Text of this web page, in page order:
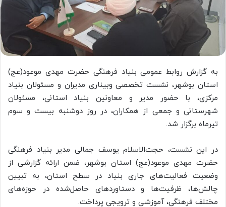
به گزارش روابط عمومی بنیاد فرهنگی حضرت مهدی موعود(عج)
استان بوشهر، نشست تخصصی وبیناری مدیران و مسئولان بنیاد
مرکزی، با حضور مدیر و معاونین بنیاد استانی، مسئولان
شهرستانی و جمعی از همکاران، در روز دوشنبه بیست و سوم
تیرماه برگزار شد.
در این نشست، حجت‌الاسلام یوسف جمالی مدیر بنیاد فرهنگی
حضرت مهدی موعود(عج) استان بوشهر، ضمن ارائه گزارشی از
وضعیت فعالیت‌های جاری بنیاد در سطح استان، به تبیین
چالش‌ها، ظرفیت‌ها و دستاوردهای حاصل‌شده در حوزه‌های
مختلف فرهنگی، آموزشی و ترویجی پرداخت.